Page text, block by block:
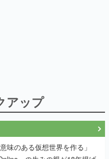
アップ
味のある仮想世界を作る」